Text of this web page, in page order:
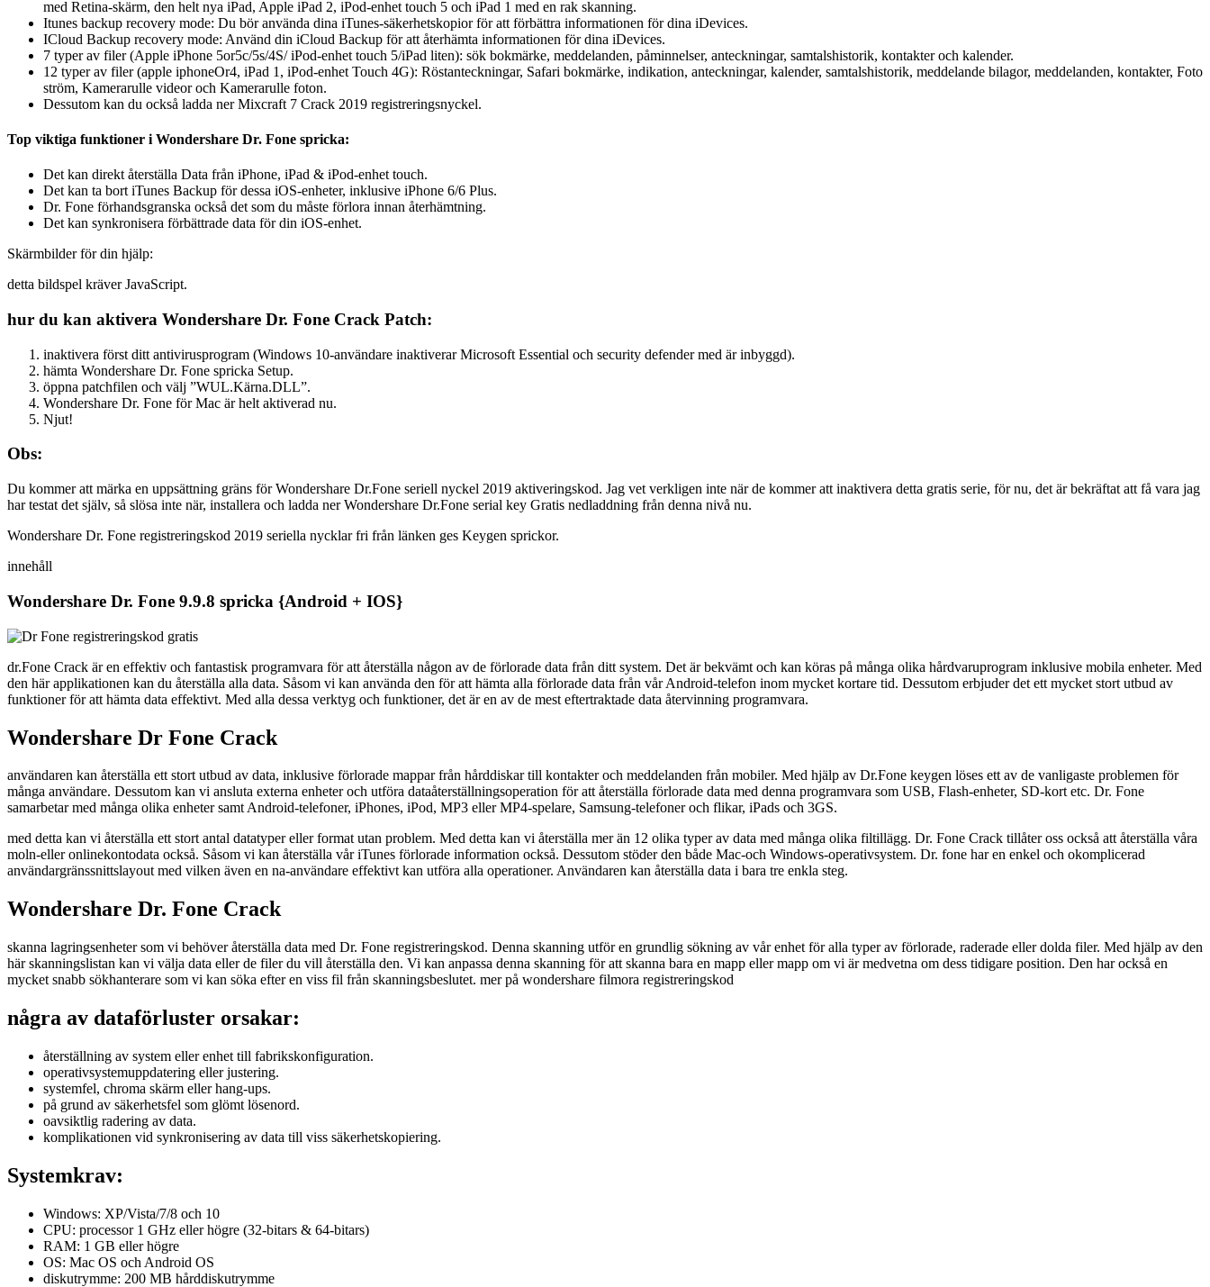
med Retina-skärm, den helt nya iPad, Apple iPad 2, iPod-enhet touch 5 och iPad 1 med en rak skanning.
Itunes backup recovery mode: Du bör använda dina iTunes-säkerhetskopior för att förbättra informationen för dina iDevices.
ICloud Backup recovery mode: Använd din iCloud Backup för att återhämta informationen för dina iDevices.
7 typer av filer (Apple iPhone 5or5c/5s/4S/ iPod-enhet touch 5/iPad liten): sök bokmärke, meddelanden, påminnelser, anteckningar, samtalshistorik, kontakter och kalender.
12 typer av filer (apple iphoneOr4, iPad 1, iPod-enhet Touch 4G): Röstanteckningar, Safari bokmärke, indikation, anteckningar, kalender, samtalshistorik, meddelande bilagor, meddelanden, kontakter, Foto
ström, Kamerarulle videor och Kamerarulle foton.
Dessutom kan du också ladda ner Mixcraft 7 Crack 2019 registreringsnyckel.
Top viktiga funktioner i Wondershare Dr. Fone spricka:
Det kan direkt återställa Data från iPhone, iPad & iPod-enhet touch.
Det kan ta bort iTunes Backup för dessa iOS-enheter, inklusive iPhone 6/6 Plus.
Dr. Fone förhandsgranska också det som du måste förlora innan återhämtning.
Det kan synkronisera förbättrade data för din iOS-enhet.
Skärmbilder för din hjälp:
detta bildspel kräver JavaScript.
hur du kan aktivera Wondershare Dr. Fone Crack Patch:
inaktivera först ditt antivirusprogram (Windows 10-användare inaktiverar Microsoft Essential och security defender med är inbyggd).
hämta Wondershare Dr. Fone spricka Setup.
öppna patchfilen och välj ”WUL.Kärna.DLL”.
Wondershare Dr. Fone för Mac är helt aktiverad nu.
Njut!
Obs:
Du kommer att märka en uppsättning gräns för Wondershare Dr.Fone seriell nyckel 2019 aktiveringskod. Jag vet verkligen inte när de kommer att inaktivera detta gratis serie, för nu, det är bekräftat att få vara jag
har testat det själv, så slösa inte när, installera och ladda ner Wondershare Dr.Fone serial key Gratis nedladdning från denna nivå nu.
Wondershare Dr. Fone registreringskod 2019 seriella nycklar fri från länken ges Keygen sprickor.
innehåll
Wondershare Dr. Fone 9.9.8 spricka {Android + IOS}
dr.Fone Crack är en effektiv och fantastisk programvara för att återställa någon av de förlorade data från ditt system. Det är bekvämt och kan köras på många olika hårdvaruprogram inklusive mobila enheter. Med
den här applikationen kan du återställa alla data. Såsom vi kan använda den för att hämta alla förlorade data från vår Android-telefon inom mycket kortare tid. Dessutom erbjuder det ett mycket stort utbud av
funktioner för att hämta data effektivt. Med alla dessa verktyg och funktioner, det är en av de mest eftertraktade data återvinning programvara.
Wondershare Dr Fone Crack
användaren kan återställa ett stort utbud av data, inklusive förlorade mappar från hårddiskar till kontakter och meddelanden från mobiler. Med hjälp av Dr.Fone keygen löses ett av de vanligaste problemen för
många användare. Dessutom kan vi ansluta externa enheter och utföra dataåterställningsoperation för att återställa förlorade data med denna programvara som USB, Flash-enheter, SD-kort etc. Dr. Fone
samarbetar med många olika enheter samt Android-telefoner, iPhones, iPod, MP3 eller MP4-spelare, Samsung-telefoner och flikar, iPads och 3GS.
med detta kan vi återställa ett stort antal datatyper eller format utan problem. Med detta kan vi återställa mer än 12 olika typer av data med många olika filtillägg. Dr. Fone Crack tillåter oss också att återställa våra
moln-eller onlinekontodata också. Såsom vi kan återställa vår iTunes förlorade information också. Dessutom stöder den både Mac-och Windows-operativsystem. Dr. fone har en enkel och okomplicerad
användargränssnittslayout med vilken även en na-användare effektivt kan utföra alla operationer. Användaren kan återställa data i bara tre enkla steg.
Wondershare Dr. Fone Crack
skanna lagringsenheter som vi behöver återställa data med Dr. Fone registreringskod. Denna skanning utför en grundlig sökning av vår enhet för alla typer av förlorade, raderade eller dolda filer. Med hjälp av den
här skanningslistan kan vi välja data eller de filer du vill återställa den. Vi kan anpassa denna skanning för att skanna bara en mapp eller mapp om vi är medvetna om dess tidigare position. Den har också en
mycket snabb sökhanterare som vi kan söka efter en viss fil från skanningsbeslutet. mer på wondershare filmora registreringskod
några av dataförluster orsakar:
återställning av system eller enhet till fabrikskonfiguration.
operativsystemuppdatering eller justering.
systemfel, chroma skärm eller hang-ups.
på grund av säkerhetsfel som glömt lösenord.
oavsiktlig radering av data.
komplikationen vid synkronisering av data till viss säkerhetskopiering.
Systemkrav:
Windows: XP/Vista/7/8 och 10
CPU: processor 1 GHz eller högre (32-bitars & 64-bitars)
RAM: 1 GB eller högre
OS: Mac OS och Android OS
diskutrymme: 200 MB hårddiskutrymme